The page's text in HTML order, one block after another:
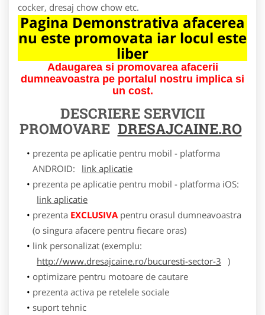
cocker, dresaj chow chow etc.
Pagina Demonstrativa afacerea
nu este promovata iar locul este
liber
Adaugarea si promovarea afacerii
dumneavoastra pe portalul nostru implica si
un cost.
DESCRIERE SERVICII
PROMOVARE DRESAJCAINE.RO
prezenta pe aplicatie pentru mobil - platforma
ANDROID:
link aplicatie
prezenta pe aplicatie pentru mobil - platforma iOS:
link aplicatie
prezenta EXCLUSIVApentru orasul dumneavoastra
(o singura afacere pentru fiecare oras)
link personalizat (exemplu:
http://www.dresajcaine.ro/bucuresti-sector-3 )
optimizare pentru motoare de cautare
prezenta activa pe retelele sociale
suport tehnic